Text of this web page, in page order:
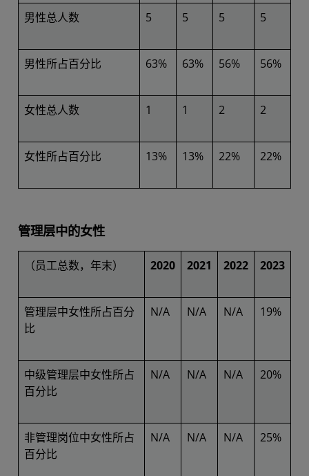
男性总人数 5 5 5 5
男性所占百分比 63% 63% 56% 56%
女性总人数 1 1 2 2
女性所占百分比 13% 13% 22% 22%
管理层中的女性
（员工总数，年末） 2020 2021 2022 2023
管理层中女性所占百分
比
N/A N/A N/A 19%
中级管理层中女性所占
百分比
N/A N/A N/A 20%
非管理岗位中女性所占
百分比
N/A N/A N/A 25%